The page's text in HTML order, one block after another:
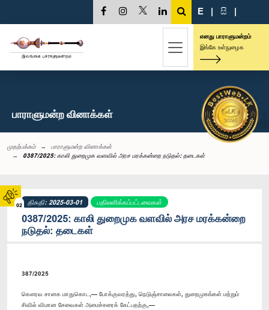
02
E | සි |
எனது பாராளுமன்றம்
இங்கே உள்நுழைக
பாராளுமன்ற வினாக்கள்
முதற்பக்கம்
பாராளுமன்ற வினாக்கள்
0387/2025: காலி துறைமுக வளவில் அரச மரக்கன்றை நடுதல்: தடைகள்
திகதி: 2025-03-01 பதிலளிக்கப்பட்டவைகள்
0387/2025: காலி துறைமுக வளவில் அரச மரக்கன்றை
நடுதல்: தடைகள்
387/2025
கௌரவ சானக மாதுகொட,— போக்குவரத்து, நெடுஞ்சாலைகள், துறைமுகங்கள் மற்றும்
சிவில் விமான சேவைகள் அமைச்சரைக் கேட்பதற்கு,—